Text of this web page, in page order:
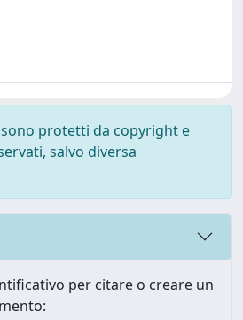
protetti da copyright e
salvo diversa
per citare o creare un